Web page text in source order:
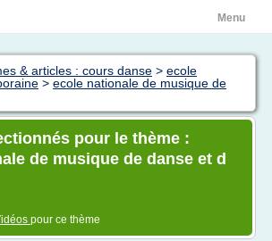
Menu
& articles : cours danse > ecole
> ecole nationale de musique de
pour le thème :
de musique de danse et d
pour ce thème